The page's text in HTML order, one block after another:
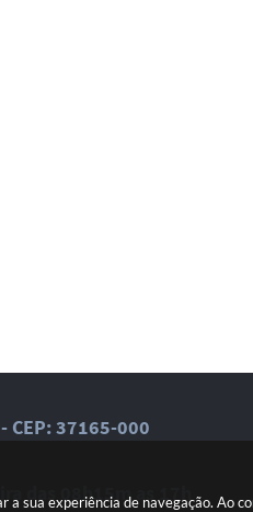
sua experiência de navegação. Ao
CEP: 37165-000
das 08h15m as 17h